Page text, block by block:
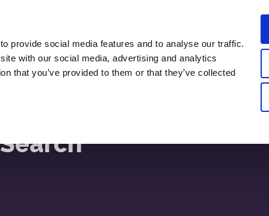
provide social media features and to analyse our traffic.
with our social media, advertising and analytics
that you’ve provided to them or that they’ve collected
SEO Blog
Middelen